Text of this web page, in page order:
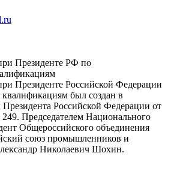
Президенте РФ по
Президенте Российской Федерации
был создан в
Президента Российской Федерации от
Председателем Национального
Общероссийского объединения
союз промышленников и
Николаевич Шохин.